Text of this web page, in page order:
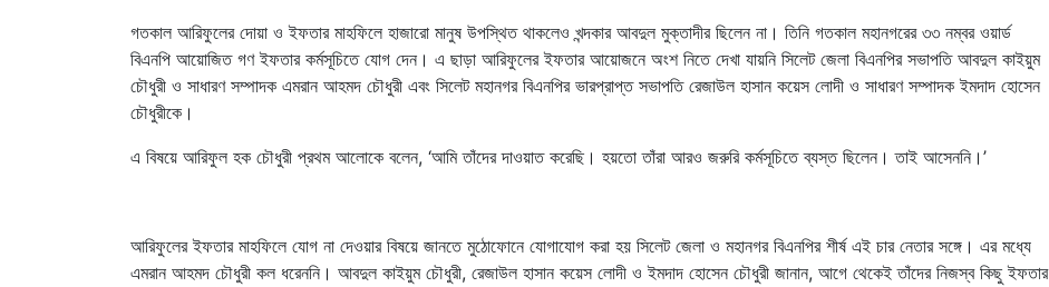
গতকাল আরিফুলের দোয়া ও ইফতার মাহফিলে হাজারো মানুষ উপস্থিত থাকলেও খন্দকার আবদুল মুক্তাদীর ছিলেন না। তিনি গতকাল মহানগরের ৩৩ নম্বর ওয়ার্ড
বিএনপি আয়োজিত গণ ইফতার কর্মসূচিতে যোগ দেন। এ ছাড়া আরিফুলের ইফতার আয়োজনে অংশ নিতে দেখা যায়নি সিলেট জেলা বিএনপির সভাপতি আবদুল কাইয়ুম
চৌধুরী ও সাধারণ সম্পাদক এমরান আহমদ চৌধুরী এবং সিলেট মহানগর বিএনপির ভারপ্রাপ্ত সভাপতি রেজাউল হাসান কয়েস লোদী ও সাধারণ সম্পাদক ইমদাদ হোসেন
চৌধুরীকে।
এ বিষয়ে আরিফুল হক চৌধুরী প্রথম আলোকে বলেন, ‘আমি তাঁদের দাওয়াত করেছি। হয়তো তাঁরা আরও জরুরি কর্মসূচিতে ব্যস্ত ছিলেন। তাই আসেননি।’
আরিফুলের ইফতার মাহফিলে যোগ না দেওয়ার বিষয়ে জানতে মুঠোফোনে যোগাযোগ করা হয় সিলেট জেলা ও মহানগর বিএনপির শীর্ষ এই চার নেতার সঙ্গে। এর মধ্যে
এমরান আহমদ চৌধুরী কল ধরেননি। আবদুল কাইয়ুম চৌধুরী, রেজাউল হাসান কয়েস লোদী ও ইমদাদ হোসেন চৌধুরী জানান, আগে থেকেই তাঁদের নিজস্ব কিছু ইফতার